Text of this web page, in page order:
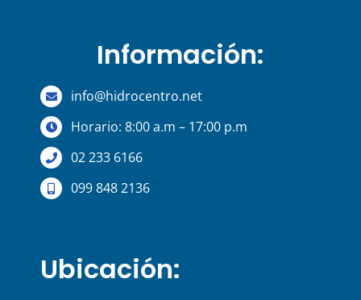
Información:
info@hidrocentro.net
Horario: 8:00 a.m – 17:00 p.m
02 233 6166
099 848 2136
Ubicación: